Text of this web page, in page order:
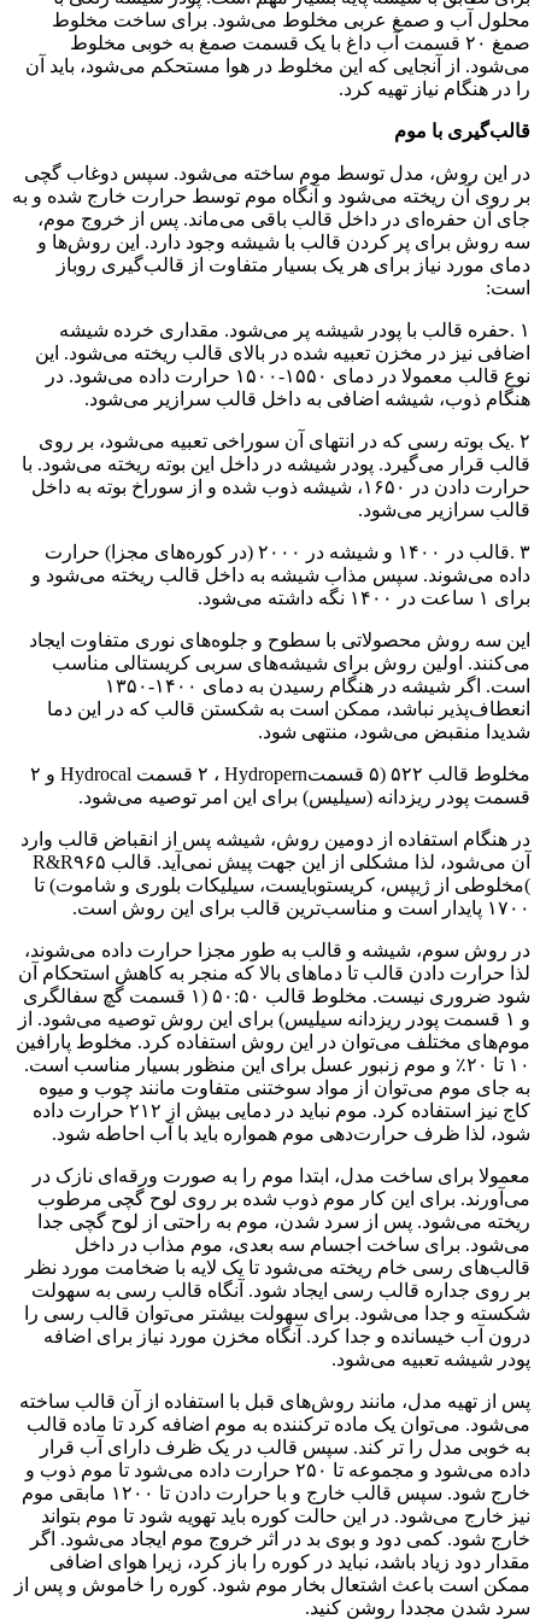
محلول آب و صمغ عربی مخلوط می‌شود. برای ساخت مخلوط
صمغ ۲۰ قسمت آب داغ با یک قسمت صمغ به خوبی مخلوط
می‌شود. از آنجایی که این مخلوط در هوا مستحکم می‌شود، باید آن
را در هنگام نیاز تهیه کرد.
قالب‌گیری با موم
در این روش، مدل توسط موم ساخته می‌شود. سپس دوغاب گچی
بر روی آن ریخته می‌شود و آنگاه موم توسط حرارت خارج شده و به
جای آن حفره‌ای در داخل قالب باقی می‌ماند. پس از خروج موم،
سه روش برای پر کردن قالب با شیشه وجود دارد. این روش‌ها و
دمای مورد نیاز برای هر یک بسیار متفاوت از قالب‌گیری روباز
است:
۱ .حفره قالب با پودر شیشه پر می‌شود. مقداری خرده شیشه
اضافی نیز در مخزن تعبیه شده در بالای قالب ریخته می‌شود. این
نوع قالب معمولا در دمای ۱۵۵۰-۱۵۰۰ حرارت داده می‌شود. در
هنگام ذوب، شیشه اضافی به داخل قالب سرازیر می‌شود.
۲ .یک بوته رسی که در انتهای آن سوراخی تعبیه می‌شود، بر روی
قالب قرار می‌گیرد. پودر شیشه در داخل این بوته ریخته می‌شود. با
حرارت دادن در ۱۶۵۰، شیشه ذوب شده و از سوراخ بوته به داخل
قالب سرازیر می‌شود.
۳ .
قالب در ۱۴۰۰ و شیشه در ۲۰۰۰ (در کوره‌های مجزا) حرارت
داده می‌شوند. سپس مذاب شیشه به داخل قالب ریخته می‌شود و
برای ۱ ساعت در ۱۴۰۰ نگه داشته می‌شود
.
این سه روش محصولاتی با سطوح و جلوه‌های نوری متفاوت ایجاد
می‌کنند. اولین روش برای شیشه‌های سربی کریستالی مناسب
است. اگر شیشه در هنگام رسیدن به دمای ۱۴۰۰-۱۳۵۰
انعطاف‌پذیر نباشد، ممکن است به شکستن قالب که در این دما
شدیدا منقبض می‌شود، منتهی شود.
مخلوط قالب ۵۲۲ (۵ قسمت Hydropern ، ۲ قسمت Hydrocal
و ۲
قسمت پودر ریزدانه (سیلیس) برای این امر توصیه می‌شود.
در هنگام استفاده از دومین روش، شیشه پس از انقباض قالب وارد
آن می‌شود، لذا مشکلی از این جهت پیش نمی‌آید. قالب ۹۶۵
R&R
(مخلوطی از ژیپس، کریستوبایست، سیلیکات بلوری و شاموت) تا
۱۷۰۰ پایدار است و مناسب‌ترین قالب برای این روش است
.
در روش سوم، شیشه و قالب به طور مجزا حرارت داده می‌شوند،
لذا حرارت دادن قالب تا دماهای بالا که منجر به کاهش استحکام آن
شود ضروری نیست. مخلوط قالب ۵۰:۵۰ (۱ قسمت گچ سفالگری
و ۱ قسمت پودر ریزدانه سیلیس) برای این روش توصیه می‌شود. از
موم‌های مختلف می‌توان در این روش استفاده کرد. مخلوط پارافین
۱۰ تا ۲۰٪ و موم زنبور عسل برای این منظور بسیار مناسب است.
به جای موم می‌توان از مواد سوختنی متفاوت مانند چوب و میوه
کاج نیز استفاده کرد. موم نباید در دمایی بیش از ۲۱۲ حرارت داده
شود، لذا ظرف حرارت‌دهی موم همواره باید با آب احاطه شود.
معمولا برای ساخت مدل، ابتدا موم را به صورت ورقه‌ای نازک در
می‌آورند. برای این کار موم ذوب شده بر روی لوح گچی مرطوب
ریخته می‌شود. پس از سرد شدن، موم به راحتی از لوح گچی جدا
می‌شود. برای ساخت اجسام سه بعدی، موم مذاب در داخل
قالب‌های رسی خام ریخته می‌شود تا یک لایه با ضخامت مورد نظر
بر روی جداره قالب رسی ایجاد شود. آنگاه قالب رسی به سهولت
شکسته و جدا می‌شود. برای سهولت بیشتر می‌توان قالب رسی را
درون آب خیسانده و جدا کرد. آنگاه مخزن مورد نیاز برای اضافه
پودر شیشه تعبیه می‌شود.
پس از تهیه مدل، مانند روش‌های قبل با استفاده از آن قالب ساخته
می‌شود. می‌توان یک ماده ترکننده به موم اضافه کرد تا ماده قالب
به خوبی مدل را ‌تر کند. سپس قالب در یک ظرف دارای آب قرار
داده می‌شود و مجموعه تا ۲۵۰ حرارت داده می‌شود تا موم ذوب و
خارج شود. سپس قالب خارج و با حرارت دادن تا ۱۲۰۰ مابقی موم
نیز خارج می‌شود. در این حالت کوره باید تهویه شود تا موم بتواند
خارج شود. کمی دود و بوی بد در اثر خروج موم ایجاد می‌شود. اگر
مقدار دود زیاد باشد، نباید در کوره را باز کرد، زیرا هوای اضافی
ممکن است باعث اشتعال بخار موم شود. کوره را خاموش و پس از
سرد شدن مجددا روشن کنید.